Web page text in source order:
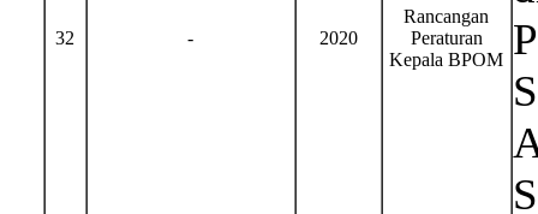
32 - 2020
Rancangan
Peraturan
Kepala BPOM